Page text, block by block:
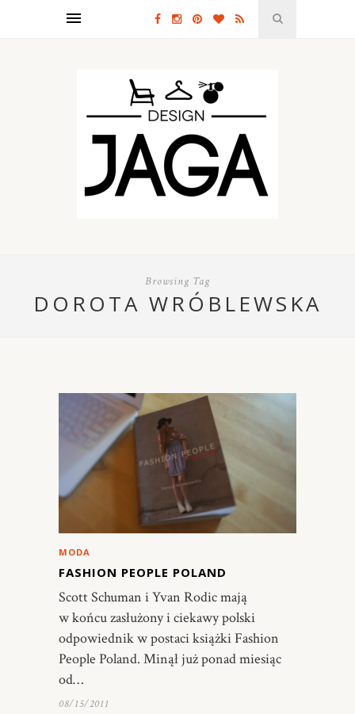
Browsing Tag
DOROTA WRÓBLEWSKA
MODA
FASHION PEOPLE POLAND
Scott Schuman i Yvan Rodic mają
w końcu zasłużony i ciekawy polski
odpowiednik w postaci książki Fashion
People Poland. Minął już ponad miesiąc
od…
08/15/2011